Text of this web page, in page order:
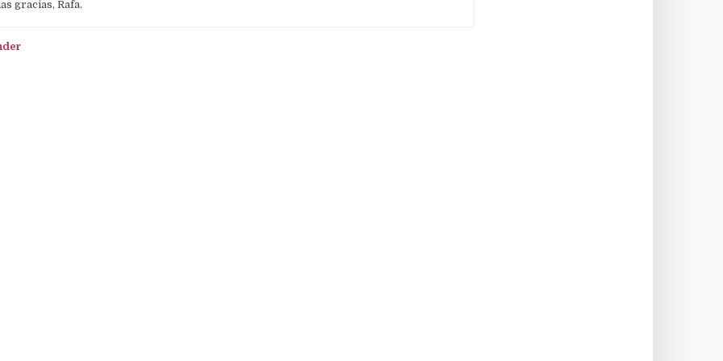
gracias, Rafa.